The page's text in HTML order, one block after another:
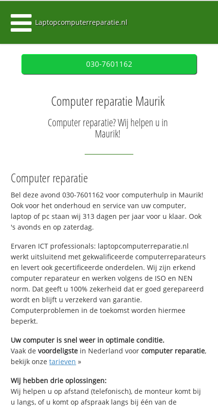
Laptopcomputerreparatie.nl
030-7601162
Computer reparatie Maurik
Computer reparatie? Wij helpen u in
Maurik!
Computer reparatie
Bel deze avond 030-7601162 voor computerhulp in Maurik!
Ook voor het onderhoud en service van uw computer,
laptop of pc staan wij 313 dagen per jaar voor u klaar. Ook
's avonds en op zaterdag.
Ervaren ICT professionals: laptopcomputerreparatie.nl
werkt uitsluitend met gekwalificeerde computerreparateurs
en levert ook gecertificeerde onderdelen. Wij zijn erkend
computer reparateur en werken volgens de ISO en NEN
norm. Dat geeft u 100% zekerheid dat er goed gerepareerd
wordt en blijft u verzekerd van garantie.
Computerproblemen in de toekomst worden hiermee
beperkt.
Uw computer is snel weer in optimale conditie.
Vaak devoordeligste in Nederland voorcomputer reparatie,
bekijk onzetarieven »
Wij hebben drie oplossingen:
Wij helpen u op afstand (telefonisch), de monteur komt bij
u langs, of u komt op afspraak langs bij één van de